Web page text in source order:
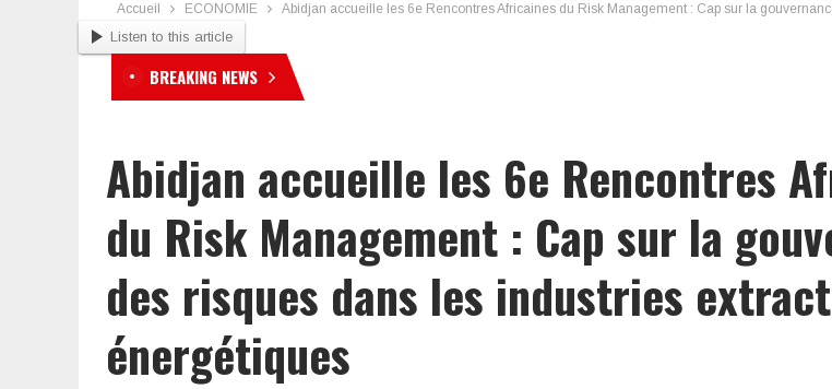
Accueil ECONOMIE Abidjan accueille les 6e Rencontres Africaines du Risk Management : Cap sur la
Listen to this article
BREAKING NEWS
Abidjan accueille les 6e Rencontres
du Risk Management : Cap sur la
des risques dans les industries
énergétiques